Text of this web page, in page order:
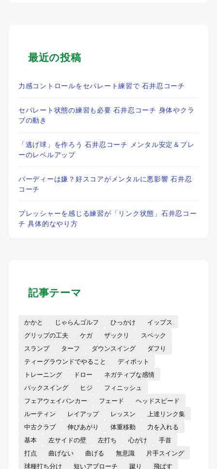
最近の投稿
力感コントロールをセパレート練習で 石井忍コーチ
セパレート状態の練習も必要 石井忍コーチ 身体やクラ
ブの動き
「逃げ球」を作ろう 石井忍コーチ メンタル安定＆プレ
ーのレベルアップ
バーディーは嫌？好スコアがメンタルに悪影響 石井忍
コーチ
プレッシャーを感じる練習が「リンク状態」石井忍コー
チ 具体的なやり方
記事テーマ
かかと じゃらんゴルフ ひっかけ
イップス
グリップの工夫
ケガ ザックリ
スペック
スランプ
ターフ ダウンスイング
ダフり
ティーグラウンドでやること
ディボット
トレーニング
ドロー
ネガティブな感情
バックスイング
ヒジ
フィニッシュ
フェアウェイバンカー
フェード
ヘッドスピード
ルーティン
レイアップ レッスン
上達リンク集
中古クラブ
伸びあがり 体重移動
力を入れる
基本
左サイドの壁 左打ち 心がけ
手首
打点
曲げない 曲げる 無意識
片手スイング
球種打ち分け
短いアプローチ 蹴り 飛ばす